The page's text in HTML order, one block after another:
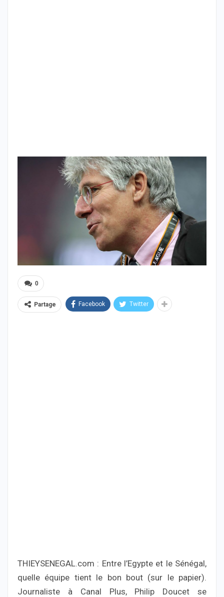
0
Partage Facebook Twitter
THIEYSENEGAL.com : Entre l’Egypte et le Sénégal,
quelle équipe tient le bon bout (sur le papier).
Journaliste à Canal Plus, Philip Doucet se